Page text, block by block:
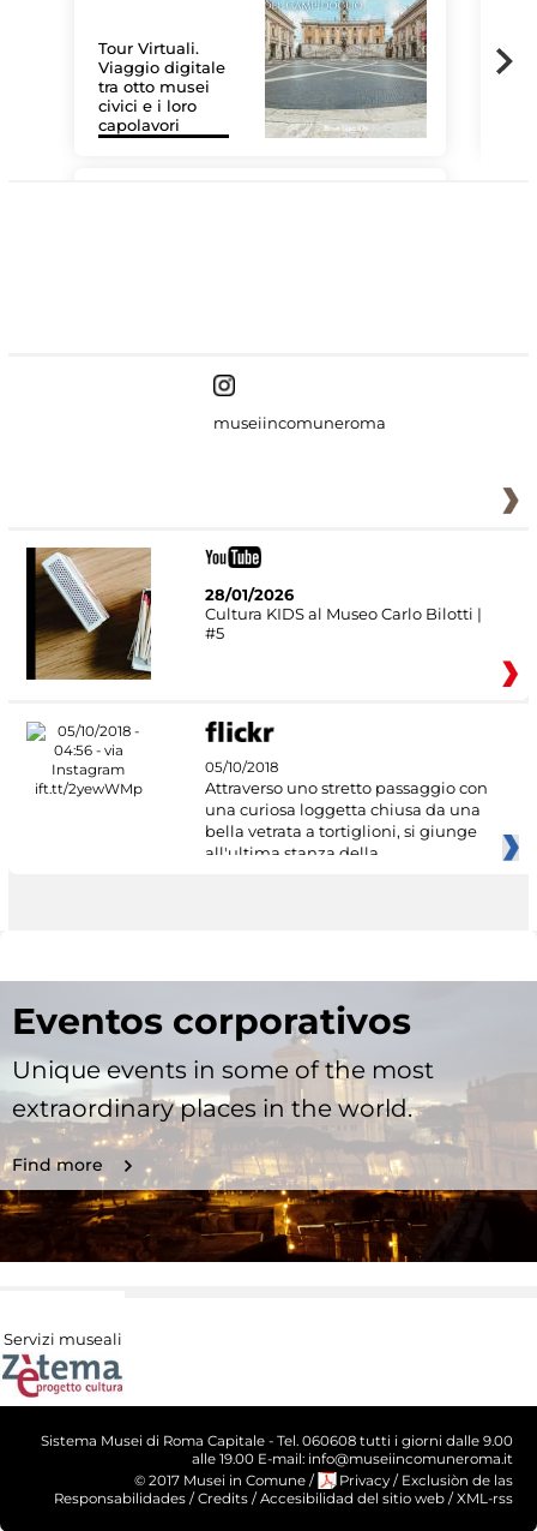
Tour Virtuali.
Viaggio digitale
tra otto musei
civici e i loro
capolavori
museiincomuneroma
28/01/2026
Cultura KIDS al Museo Carlo Bilotti |
#5
05/10/2018
Attraverso uno stretto passaggio con
una curiosa loggetta chiusa da una
bella vetrata a tortiglioni, si giunge
all'ultima stanza della
Eventos corporativos
Unique events in some of the most
extraordinary places in the world.
Find more
Servizi museali
Sistema Musei di Roma Capitale - Tel. 060608 tutti i giorni dalle 9.00
alle 19.00 E-mail: info@museiincomuneroma.it
© 2017 Musei in Comune / Privacy / Exclusiòn de las
Responsabilidades /Credits /Accesibilidad del sitio web /XML-rss